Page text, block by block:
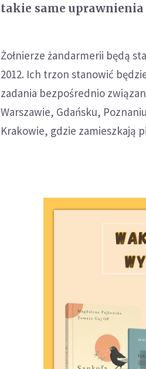
takie same uprawnienia
Żołnierze żandarmerii będą
2012. Ich trzon stanowić
zadania bezpośrednio
Warszawie, Gdańsku,
Krakowie, gdzie zamieszkają